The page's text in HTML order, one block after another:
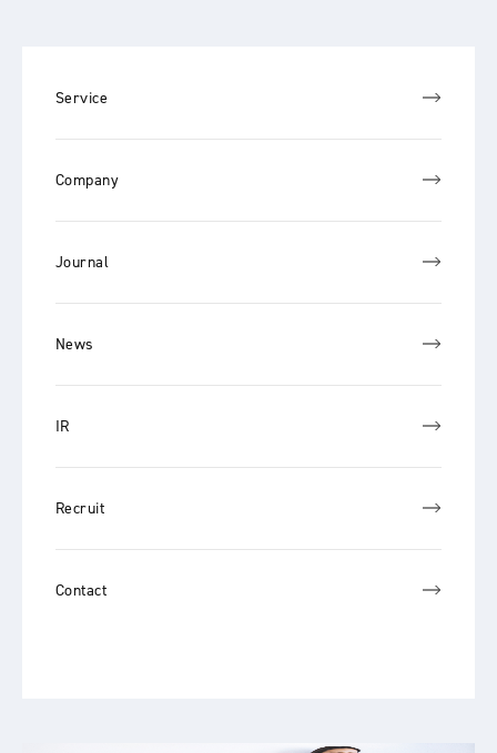
Service
Company
Journal
News
IR
Recruit
Contact